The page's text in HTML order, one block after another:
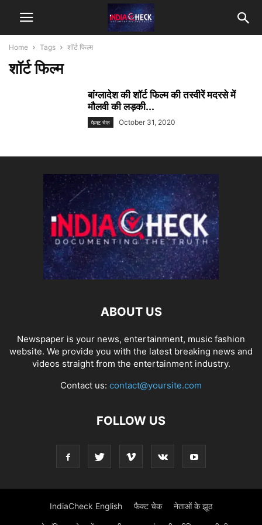
Home Tags शॉर्ट फिल्म
शॉर्ट फिल्म
बांग्लादेश की शॉर्ट फिल्म की तस्वीरें मदरसे में
मौलवी की लड़की...
फैक्ट चेक October 31, 2020
ABOUT US
Newspaper is your news, entertainment, music fashion
website. We provide you with the latest breaking news and
videos straight from the entertainment industry.
Contact us: contact@yoursite.com
FOLLOW US
IndiaCheck English फैक्ट चेक नेताओं के झूठ